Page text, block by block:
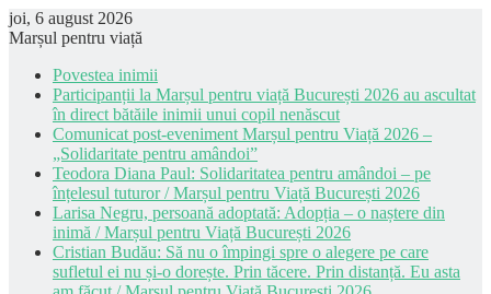
joi, 6 august 2026
Marșul pentru viață
Povestea inimii
Participanții la Marșul pentru viață București 2026 au ascultat
în direct bătăile inimii unui copil nenăscut
Comunicat post-eveniment Marșul pentru Viață 2026 –
„Solidaritate pentru amândoi”
Teodora Diana Paul: Solidaritatea pentru amândoi – pe
înțelesul tuturor / Marșul pentru Viață București 2026
Larisa Negru, persoană adoptată: Adopția – o naștere din
inimă / Marșul pentru Viață București 2026
Cristian Budău: Să nu o împingi spre o alegere pe care
sufletul ei nu și-o dorește. Prin tăcere. Prin distanță. Eu asta